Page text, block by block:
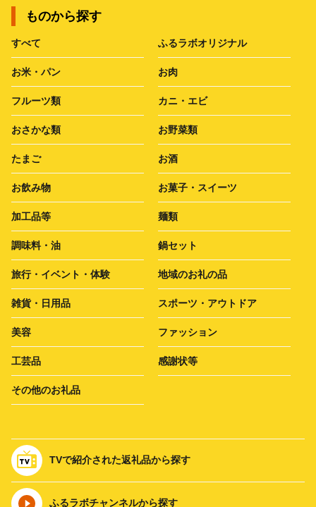
ものから探す
すべて ふるラボオリジナル
お米・パン お肉
フルーツ類 カニ・エビ
おさかな類 お野菜類
たまご お酒
お飲み物 お菓子・スイーツ
加工品等 麺類
調味料・油 鍋セット
旅行・イベント・体験 地域のお礼の品
雑貨・日用品 スポーツ・アウトドア
美容 ファッション
工芸品 感謝状等
その他のお礼品
TVで紹介された返礼品から探す
ふるラボチャンネルから探す